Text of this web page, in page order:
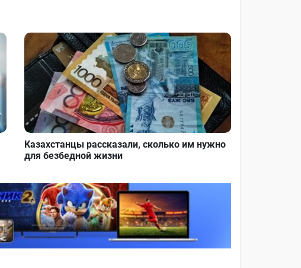
Казахстанцы рассказали, сколько им нужно
для безбедной жизни